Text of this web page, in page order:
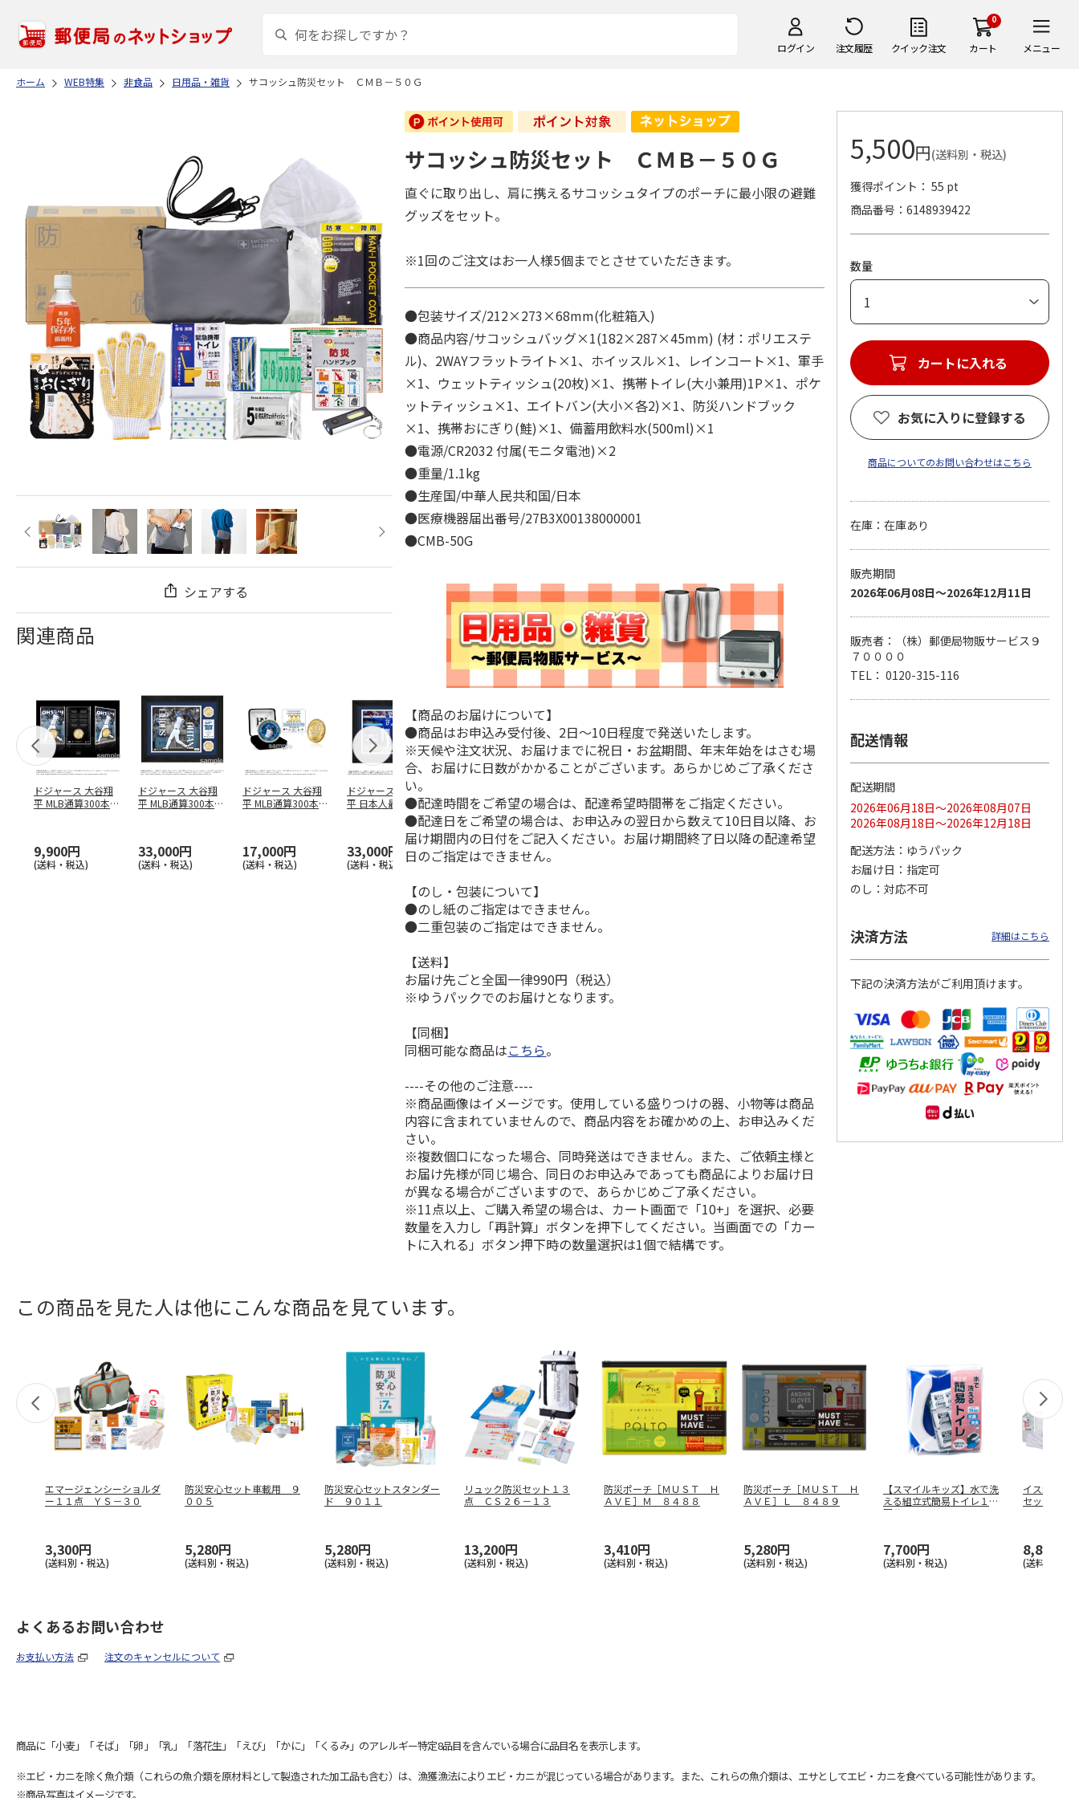
ログイン 注文履歴 クイック注文
0
カート メニュー
ホーム WEB特集 非食品 日用品・雑貨 サコッシュ防災セット ＣＭＢ－５０Ｇ
シェアする
関連商品
ドジャース 大谷翔
平 MLB通算300本塁
9,900円
(送料・税込)
ドジャース 大谷翔
平 MLB通算300本塁
33,000円
(送料・税込)
ドジャース 大谷翔
平 MLB通算300本塁
17,000円
(送料・税込)
ドジャース 大谷翔
平 日本人最多53試
合連続出塁記念 ダ
33,000円
(送料・税込)
谷翔平 2026 NL 3・
4月投手…
33,000円
(送料・税込)
平 日本人最多53試
合連続出塁記念 コ
イ
…
9,900円
谷翔平・山本由伸・
佐々木朗希 日本人…
8,500円
谷翔平 2026 NL 3・
4月投手
…
17,000円
ドジャース 大谷翔
平 日本人最多53試
合連続出塁記念 シ
ル…
17,000円
(送料・税込)
谷翔平 2026 NL 3・
4月投手…
サコッシュ防災セット ＣＭＢ－５０Ｇ
直ぐに取り出し、肩に携えるサコッシュタイプのポーチに最小限の避難
グッズをセット。
※1回のご注文はお一人様5個までとさせていただきます。
●包装サイズ/212×273×68mm(化粧箱入)
●商品内容/サコッシュバッグ×1(182×287×45mm) (材：ポリエステ
ル)、2WAYフラットライト×1、ホイッスル×1、レインコート×1、軍手
×1、ウェットティッシュ(20枚)×1、携帯トイレ(大小兼用)1P×1、ポケ
ットティッシュ×1、エイトバン(大小×各2)×1、防災ハンドブック
×1、携帯おにぎり(鮭)×1、備蓄用飲料水(500ml)×1
●電源/CR2032 付属(モニタ電池)×2
●重量/1.1kg
●生産国/中華人民共和国/日本
●医療機器届出番号/27B3X00138000001
●CMB-50G
【商品のお届けについて】
●商品はお申込み受付後、2日～10日程度で発送いたします。
※天候や注文状況、お届けまでに祝日・お盆期間、年末年始をはさむ場
合、お届けに日数がかかることがございます。あらかじめご了承くださ
い。
●配達時間をご希望の場合は、配達希望時間帯をご指定ください。
●配達日をご希望の場合は、お申込みの翌日から数えて10日目以降、お
届け期間内の日付をご記入ください。お届け期間終了日以降の配達希望
日のご指定はできません。
【のし・包装について】
●のし紙のご指定はできません。
●二重包装のご指定はできません。
【送料】
お届け先ごと全国一律990円（税込）
※ゆうパックでのお届けとなります。
【同梱】
同梱可能な商品はこちら。
----その他のご注意----
※商品画像はイメージです。使用している盛りつけの器、小物等は商品
内容に含まれていませんので、商品内容をお確かめの上、お申込みくだ
さい。
※複数個口になった場合、同時発送はできません。また、ご依頼主様と
お届け先様が同じ場合、同日のお申込みであっても商品によりお届け日
が異なる場合がございますので、あらかじめご了承ください。
※11点以上、ご購入希望の場合は、カート画面で「10+」を選択、必要
数量を入力し「再計算」ボタンを押下してください。当画面での「カー
トに入れる」ボタン押下時の数量選択は1個で結構です。
5,500円(送料別・税込)
獲得ポイント： 55 pt
商品番号
6148939422
数量
カートに入れる
お気に入りに登録する
商品についてのお問い合わせはこちら
在庫：在庫あり
販売期間
2026年06月08日～2026年12月11日
販売者：（株）郵便局物販サービス９
７００００
TEL： 0120-315-116
配送情報
配送期間
2026年06月18日～2026年08月07日
2026年08月18日～2026年12月18日
配送方法
ゆうパック
お届け日
指定可
のし
対応不可
決済方法 詳細はこちら
下記の決済方法がご利用頂けます。
この商品を見た人は他にこんな商品を見ています。
エマージェンシーショルダ
ー１１点 ＹＳ－３０
3,300円
(送料別・税込)
防災安心セット車載用 ９
００５
5,280円
(送料別・税込)
防災安心セットスタンダー
ド ９０１１
5,280円
(送料別・税込)
リュック防災セット１３
点 ＣＳ２６－１３
13,200円
(送料別・税込)
防災ポーチ［ＭＵＳＴ Ｈ
ＡＶＥ］Ｍ ８４８８
3,410円
(送料別・税込)
防災ポーチ［ＭＵＳＴ Ｈ
ＡＶＥ］Ｌ ８４８９
5,280円
(送料別・税込)
【スマイルキッズ】水で洗
える組立式簡易トイレ１０
回分 ＡＢ
7,700円
(送料別・税込)
イス型リュ
セット ９
8,800円
(送料別・税
よくあるお問い合わせ
お支払い方法 注文のキャンセルについて
商品に「小麦」「そば」「卵」「乳」「落花生」「えび」「かに」「くるみ」のアレルギー特定8品目を含んでいる場合に品目名を表示します。
※エビ・カニを除く魚介類（これらの魚介類を原材料として製造された加工品も含む）は、漁獲漁法によりエビ・カニが混じっている場合があります。また、これらの魚介類は、エサとしてエビ・カニを食べている可能性があります。
※商品写真はイメージです。